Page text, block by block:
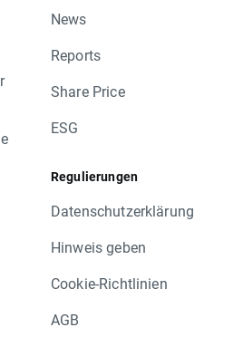
News
Reports
Share Price
ESG
Regulierungen
Datenschutzerklärung
Hinweis geben
Cookie-Richtlinien
AGB